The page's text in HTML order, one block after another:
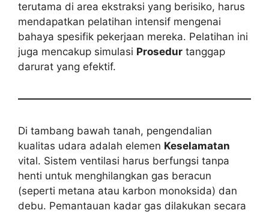
terutama di area ekstraksi yang berisiko, harus
mendapatkan pelatihan intensif mengenai
bahaya spesifik pekerjaan mereka. Pelatihan ini
juga mencakup simulasi Prosedur tanggap
darurat yang efektif.
Di tambang bawah tanah, pengendalian
kualitas udara adalah elemen Keselamatan
vital. Sistem ventilasi harus berfungsi tanpa
henti untuk menghilangkan gas beracun
(seperti metana atau karbon monoksida) dan
debu. Pemantauan kadar gas dilakukan secara